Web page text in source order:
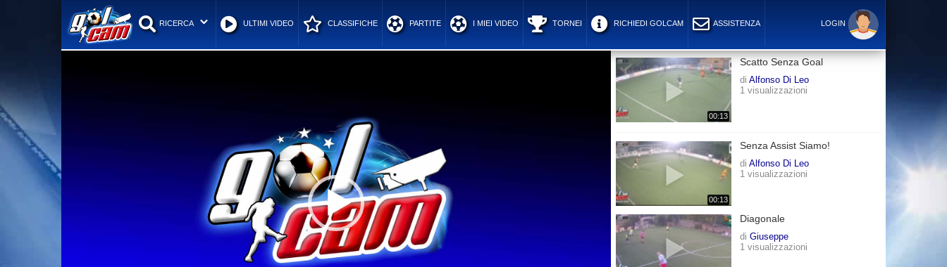
RICERCA ULTIMI VIDEO CLASSIFICHE PARTITE I MIEI VIDEO TORNEI RICHIEDI GOLCAM ASSISTENZA LOGIN
00:13
Scatto Senza Goal
di Alfonso Di Leo
1 visualizzazioni
00:13
Senza Assist Siamo!
di Alfonso Di Leo
1 visualizzazioni
Diagonale
di Giuseppe
1 visualizzazioni